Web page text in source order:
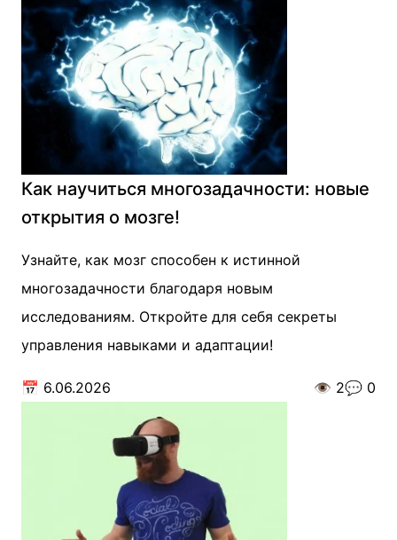
Как научиться многозадачности: новые
открытия о мозге!
Узнайте, как мозг способен к истинной
многозадачности благодаря новым
исследованиям. Откройте для себя секреты
управления навыками и адаптации!
📅 6.06.2026 👁️ 2💬 0